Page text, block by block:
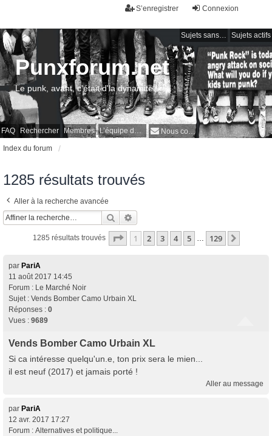
Connexion
S’enregistrer
Sujets sans réponse Sujets actifs
FAQ Rechercher Membres L’équipe du forum Nous contacter
Punxforum.net
Le punk, avant, c'était d'la dynamite !
Index du forum
1285 résultats trouvés
Aller à la recherche avancée
Rechercher
1285 résultats trouvés Page 1sur129
1 2 3 4 5 … 129
par PariA
11 août 2017 14:45
Forum : Le Marché Noir
Sujet : Vends Bomber Camo Urbain XL
Réponses : 0
Vues : 9689
Vends Bomber Camo Urbain XL
Si ca intéresse quelqu'un.e, ton prix sera le mien...
il est neuf (2017) et jamais porté !
Aller au message
par PariA
12 avr. 2017 17:27
Forum : Alternatives et politique...